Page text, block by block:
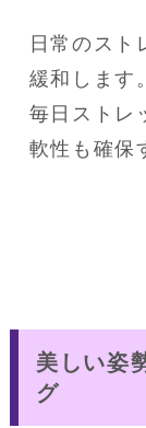
日常のスト
緩和します。
毎日ストレ
軟性も確保
美しい姿
グ